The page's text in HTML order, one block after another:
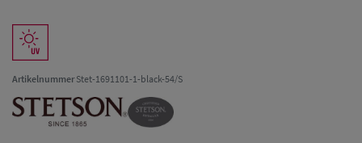
ArtikelnummerStet-1691101-1-black-54/S